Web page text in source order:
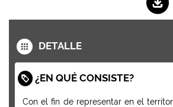
DETALLE
¿EN QUÉ CONSISTE?
Con el fin de representar en el